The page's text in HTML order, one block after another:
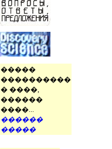
�����
����������
� ����,
������
����...
������
�����